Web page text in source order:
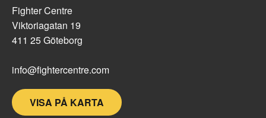
Fighter Centre
Viktoriagatan 19
411 25 Göteborg
info@fightercentre.com
VISA PÅ KARTA